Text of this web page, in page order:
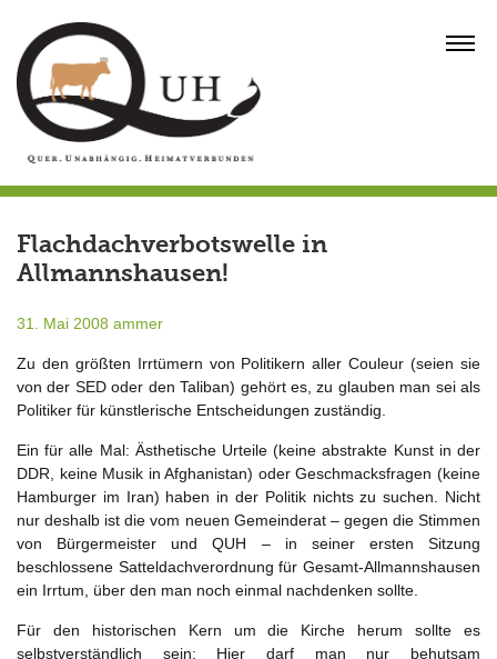
content
Flachdachverbotswelle in
Allmannshausen!
31. Mai 2008 ammer
Zu den größten Irrtümern von Politikern aller Couleur (seien sie
von der SED oder den Taliban) gehört es, zu glauben man sei als
Politiker für künstlerische Entscheidungen zuständig.
Ein für alle Mal: Ästhetische Urteile (keine abstrakte Kunst in der
DDR, keine Musik in Afghanistan) oder Geschmacksfragen (keine
Hamburger im Iran) haben in der Politik nichts zu suchen. Nicht
nur deshalb ist die vom neuen Gemeinderat – gegen die Stimmen
von Bürgermeister und QUH – in seiner ersten Sitzung
beschlossene Satteldachverordnung für Gesamt-Allmannshausen
ein Irrtum, über den man noch einmal nachdenken sollte.
Für den historischen Kern um die Kirche herum sollte es
selbstverständlich sein: Hier darf man nur behutsam